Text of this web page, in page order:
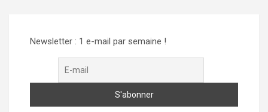
Newsletter : 1 e-mail par semaine !